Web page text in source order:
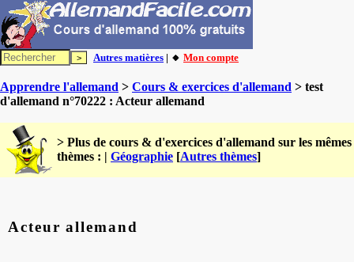
Autres matières | 🔸 Mon compte
Apprendre l'allemand > Cours & exercices d'allemand > test
d'allemand n°70222 : Acteur allemand
> Plus de cours & d'exercices d'allemand sur les mêmes
thèmes : | Géographie [Autres thèmes]
Acteur allemand